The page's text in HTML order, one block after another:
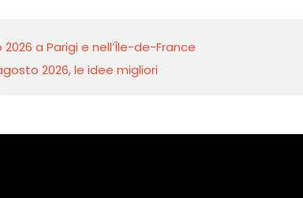
a Parigi e nell’Île-de-France
2026, le idee migliori